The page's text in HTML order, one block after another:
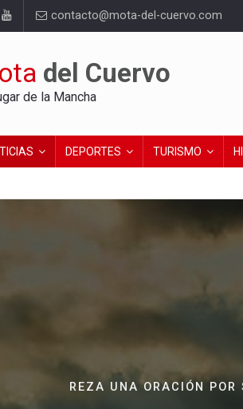
contacto@mota-del-cuervo.com
del Cuervo
de la Mancha
DEPORTES TURISMO
REZA UNA ORACIÓN